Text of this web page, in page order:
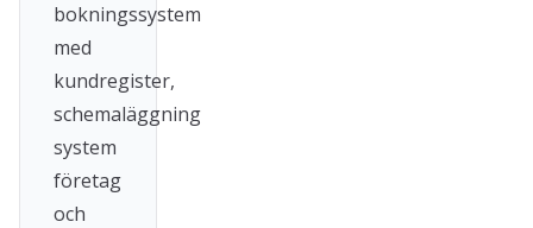
bokningssystem
med
kundregister,
schemaläggning
system
företag
och